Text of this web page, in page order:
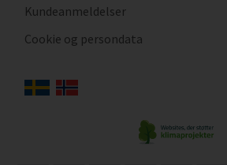
Kundeanmeldelser
Cookie og persondata